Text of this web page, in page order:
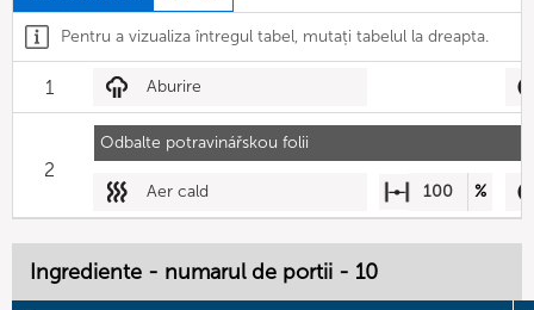
Pentru a vizualiza întregul tabel, mutați tabelul la dreapta.
1 Aburire
Odbalte potravinářskou folii
2
Aer cald 100 %
Ingrediente - numarul de portii - 10